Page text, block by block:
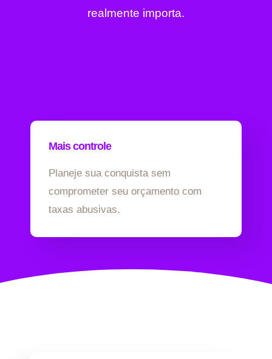
realmente importa.
Mais controle
Planeje sua conquista sem
comprometer seu orçamento com
taxas abusivas.